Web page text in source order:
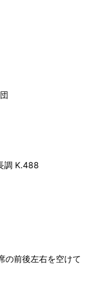
調 K.488
の前後左右を空けて